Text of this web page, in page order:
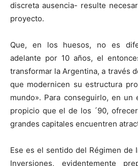
discreta ausencia- resulte
proyecto.
Que, en los huesos, no es
adelante por 10 años, el
transformar la Argentina, a través
que modernicen su estructura
mundo». Para conseguirlo, en un
propicio que el de los ´90,
grandes capitales encuentren
Ese es el sentido del Régimen de
Inversiones, evidentemente